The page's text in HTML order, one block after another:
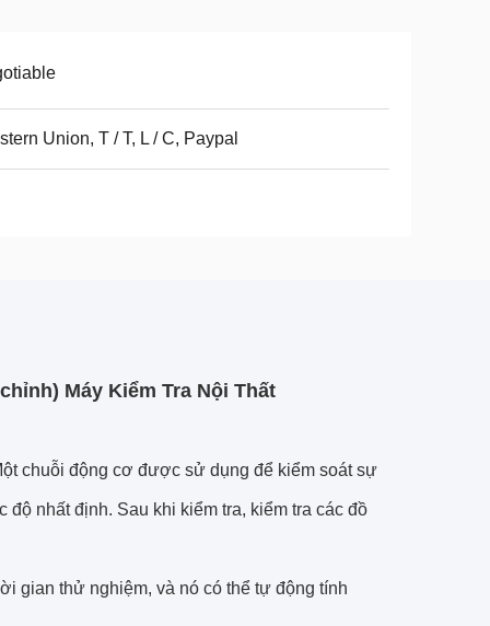
Union, T / T, L / C, Paypal
Máy Kiểm Tra Nội Thất
chuỗi động cơ được sử dụng để kiểm soát sự
độ nhất định. Sau khi kiểm tra, kiểm tra các đồ
gian thử nghiệm, và nó có thể tự động tính